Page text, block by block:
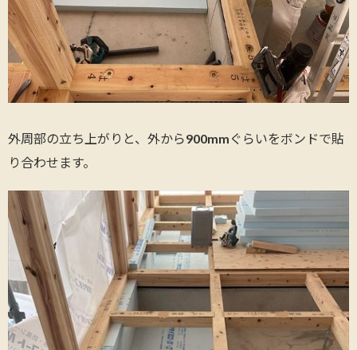
外周部の立ち上がりと、外から900mmぐらいをボンドで貼
り合わせます。